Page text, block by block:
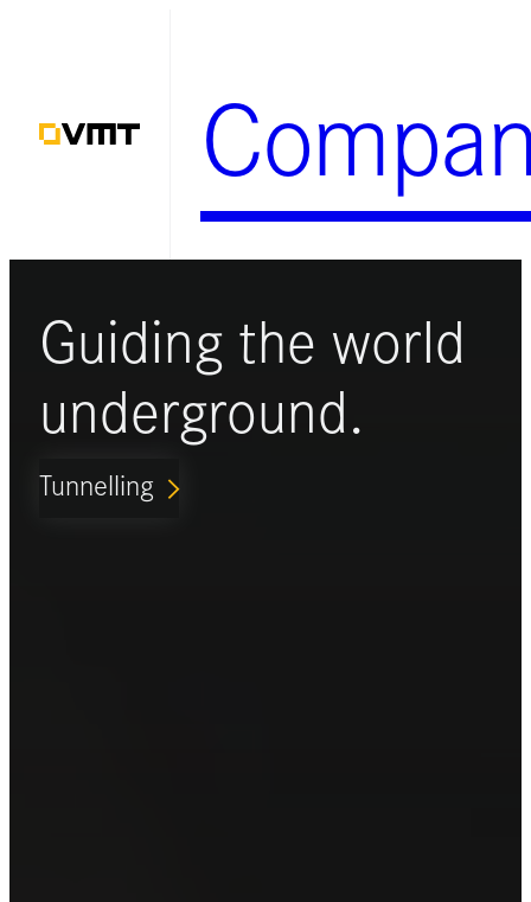
springen
Guiding the world
underground.
Tunnelling ARROW_FORWARD_IOS